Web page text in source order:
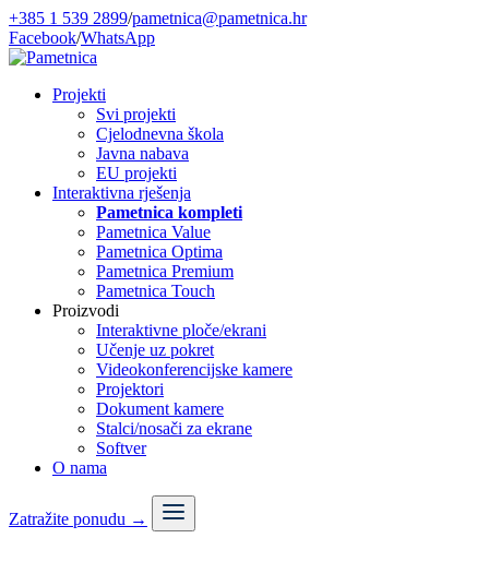
+385 1 539 2899/pametnica@pametnica.hr
Facebook/WhatsApp
Projekti
Svi projekti
Cjelodnevna škola
Javna nabava
EU projekti
Interaktivna rješenja
Pametnica kompleti
Pametnica Value
Pametnica Optima
Pametnica Premium
Pametnica Touch
Proizvodi
Interaktivne ploče/ekrani
Učenje uz pokret
Videokonferencijske kamere
Projektori
Dokument kamere
Stalci/nosači za ekrane
Softver
O nama
Zatražite ponudu →